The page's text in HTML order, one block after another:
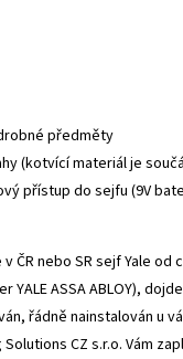
předměty
(kotvící materiál je
přístup do sejfu (9V
ČR nebo SR sejf Yale od
ASSA ABLOY),
řádně nainstalován u
CZ s.r.o. Vám